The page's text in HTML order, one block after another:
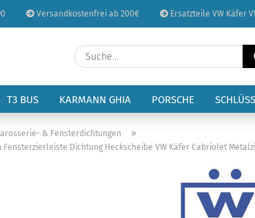
Versandkostenfrei ab 200€ Ersatzteile VW Käfer
Sprache
Lieferland
T3 BUS KARMANN GHIA PORSCHE
& Fensterdichtungen »
Fensterzierleiste Dichtung Heckscheibe VW Käfer Cabriolet